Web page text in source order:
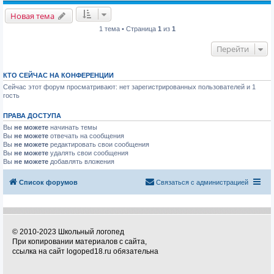
Новая тема
1 тема • Страница 1 из 1
Перейти
КТО СЕЙЧАС НА КОНФЕРЕНЦИИ
Сейчас этот форум просматривают: нет зарегистрированных пользователей и 1
гость
ПРАВА ДОСТУПА
Вы не можете начинать темы
Вы не можете отвечать на сообщения
Вы не можете редактировать свои сообщения
Вы не можете удалять свои сообщения
Вы не можете добавлять вложения
Список форумов Связаться с администрацией
© 2010-2023 Школьный логопед
При копировании материалов с сайта,
ссылка на сайт logoped18.ru обязательна